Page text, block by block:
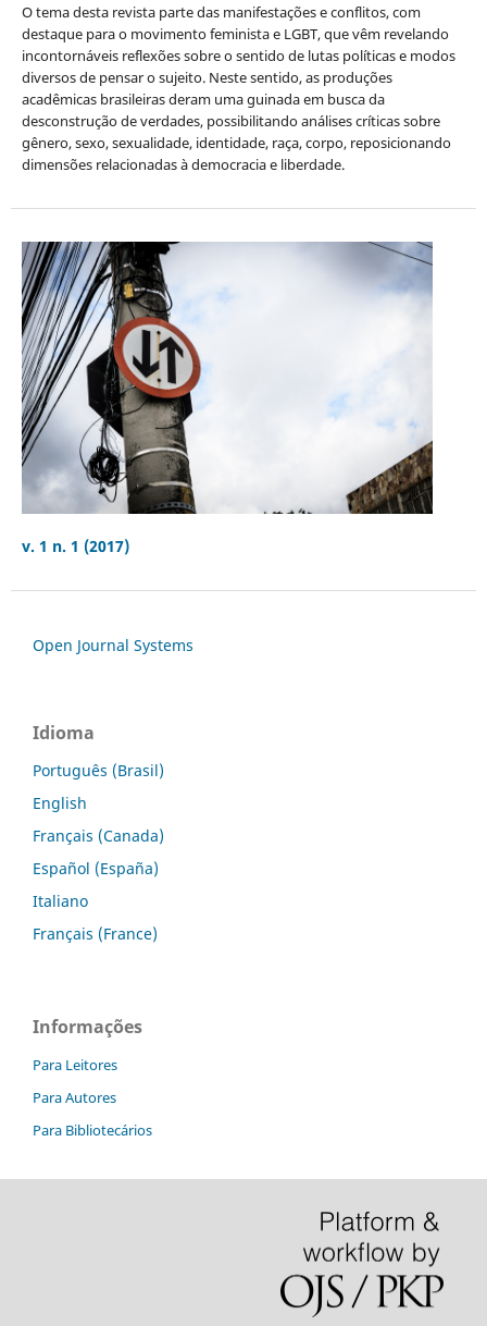
O tema desta revista parte das manifestações e conflitos, com
destaque para o movimento feminista e LGBT, que vêm revelando
incontornáveis reflexões sobre o sentido de lutas políticas e modos
diversos de pensar o sujeito. Neste sentido, as produções
acadêmicas brasileiras deram uma guinada em busca da
desconstrução de verdades, possibilitando análises críticas sobre
gênero, sexo, sexualidade, identidade, raça, corpo, reposicionando
dimensões relacionadas à democracia e liberdade.
v. 1 n. 1 (2017)
Open Journal Systems
Idioma
Português (Brasil)
English
Français (Canada)
Español (España)
Italiano
Français (France)
Informações
Para Leitores
Para Autores
Para Bibliotecários